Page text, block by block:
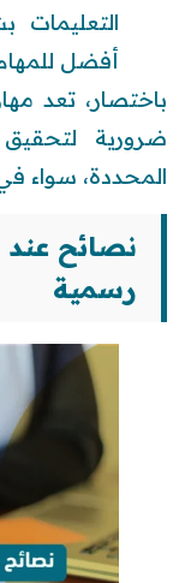
أفضل
باختصار، تعد
ضرورية
المحددة، سواء
نصائح عند
رسمية